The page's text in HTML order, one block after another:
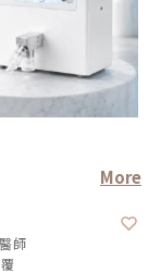
More
醫師